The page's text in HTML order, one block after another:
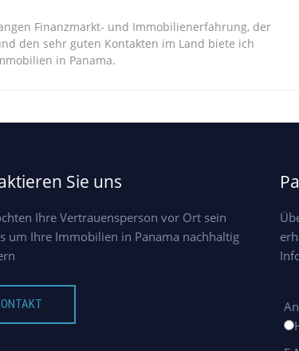
Finanzmarkt- und Immobilienerfahrung, der
den sehr guten Kontakten im Land biete ich
in Panama.
Sie uns
Ihre Vertrauensperson vor Ort sein
um Ihre Immobilien in Panama nachhaltig